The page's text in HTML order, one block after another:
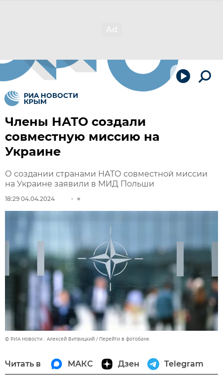
Члены НАТО создали
совместную миссию на
Украине
О создании странами НАТО совместной миссии
на Украине заявили в МИД Польши
18:29 04.04.2024
© РИА Новости . Алексей Витвицкий Перейти в фотобанк
Читать в МАКС Дзен Telegram